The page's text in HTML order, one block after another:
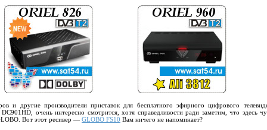
и другие производители приставок для бесплатного эфирного цифрового
очень интересно смотрится, хотя справедливости ради заметим, что здесь
Вот этот ресивер — GLOBO FS10 Вам ничего не напоминает?